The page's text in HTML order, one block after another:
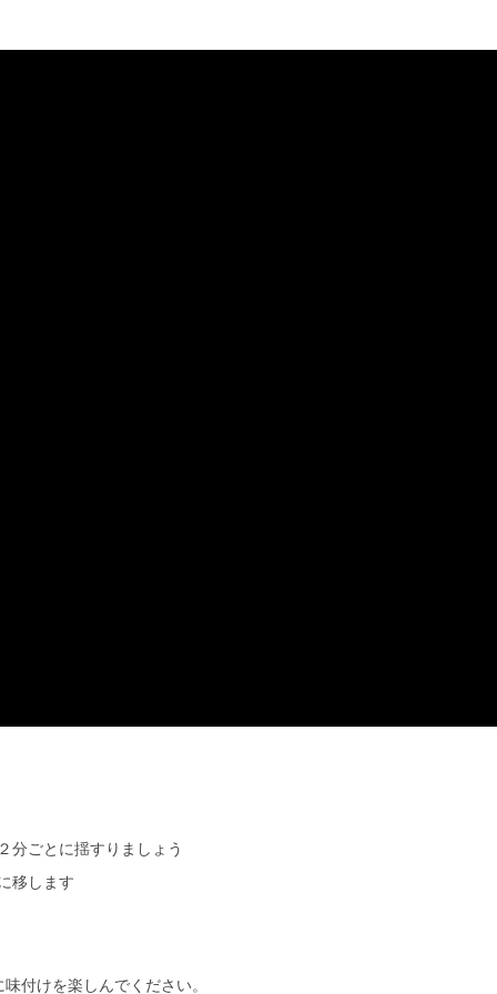
分ごとに揺すりましょう
移します
付けを楽しんでください。